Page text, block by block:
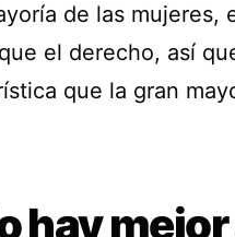
de las
el derecho, así
que la gran
hay